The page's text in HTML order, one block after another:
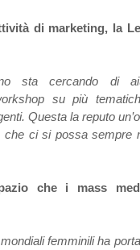
di marketing, la
sta cercando di
su più
Questa la reputo
che ci si possa sempre
che i mass
femminili ha